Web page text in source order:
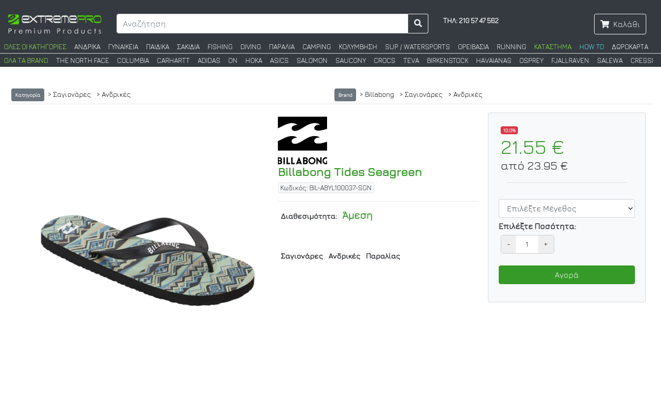
ΤΗΛ: 210 57 47 562 Καλάθι
ΟΛΕΣ ΟΙ ΚΑΤΗΓΟΡΙΕΣ ΑΝΔΡΙΚΑ ΓΥΝΑΙΚΕΙΑ ΠΑΙΔΙΚΑ ΣΑΚΙΔΙΑ FISHING DIVING ΠΑΡΑΛΙΑ CAMPING ΚΟΛΥΜΒΗΣΗ SUP / WATERSPORTS ΟΡΕΙΒΑΣΙΑ RUNNING ΚΑΤΑΣΤΗΜΑ HOW TO
ΔΩΡΟΚΑΡΤΑ
ΟΛΑ ΤΑ BRAND
THE NORTH FACE COLUMBIA CARHARTT ADIDAS ON HOKA ASICS SALOMON SAUCONY CROCS TEVA BIRKENSTOCK HAVAIANAS OSPREY FJALLRAVEN SALEWA CRESSI
Κατηγορία > Σαγιονάρες > Ανδρικές Brand > Billabong > Σαγιονάρες > Ανδρικές
Billabong Tides Seagreen
Κωδικός: BIL-ABYL100037-SGN
Διαθεσιμότητα: Άμεση
Σαγιονάρες Ανδρικές Παραλίας
10.0%
21.55 €
από 23.95 €
Επιλέξτε Ποσότητα:
- +
Αγορά